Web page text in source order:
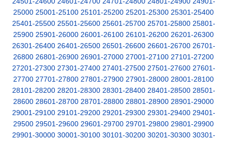
25000 25001-25100 25101-25200 25201-25300 25301-25400
25401-25500 25501-25600 25601-25700 25701-25800 25801-
25900 25901-26000 26001-26100 26101-26200 26201-26300
26301-26400 26401-26500 26501-26600 26601-26700 26701-
26800 26801-26900 26901-27000 27001-27100 27101-27200
27201-27300 27301-27400 27401-27500 27501-27600 27601-
27700 27701-27800 27801-27900 27901-28000 28001-28100
28101-28200 28201-28300 28301-28400 28401-28500 28501-
28600 28601-28700 28701-28800 28801-28900 28901-29000
29001-29100 29101-29200 29201-29300 29301-29400 29401-
29500 29501-29600 29601-29700 29701-29800 29801-29900
29901-30000 30001-30100 30101-30200 30201-30300 30301-